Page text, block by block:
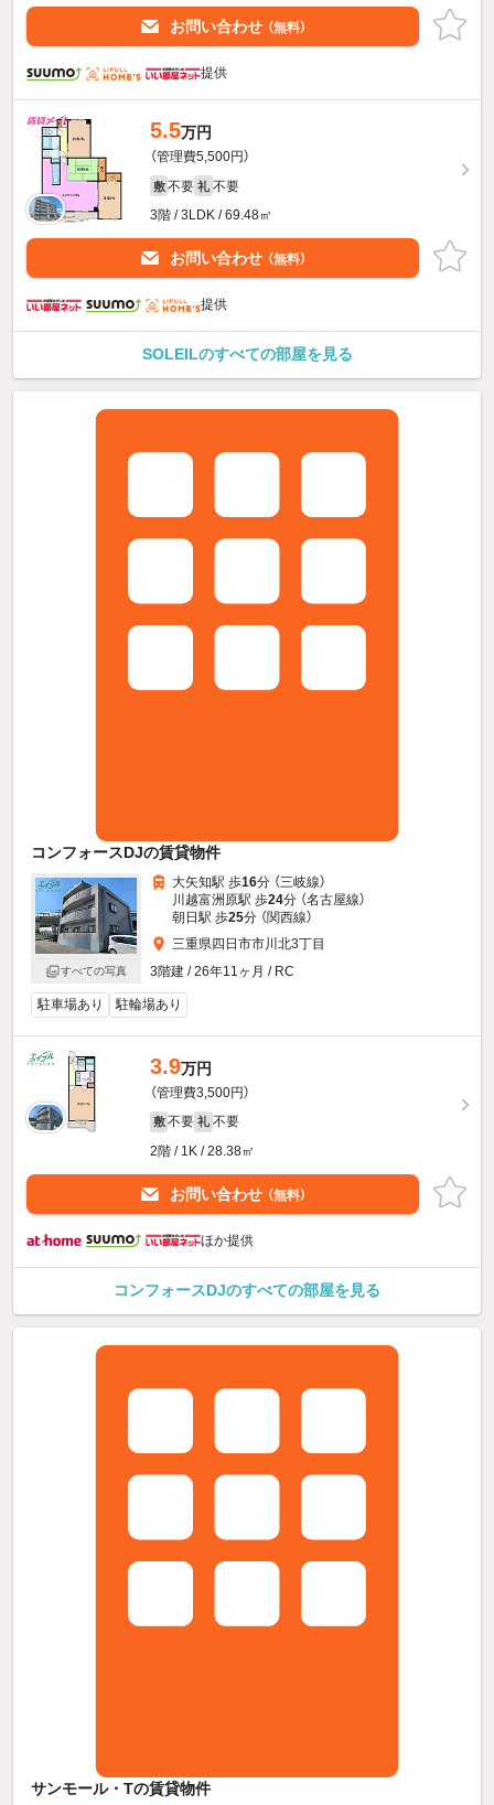
お問い合わせ （無料）
提供
5.5万円
（管理費5,500円）
敷 不要 礼 不要
3階 / 3LDK / 69.48㎡
お問い合わせ （無料）
提供
SOLEILのすべての部屋を見る
コンフォースDJの賃貸物件
すべての写真
大矢知駅 歩16分 （三岐線）
川越富洲原駅 歩24分 （名古屋線）
朝日駅 歩25分 （関西線）
三重県四日市市川北3丁目
3階建 / 26年11ヶ月 / RC
駐車場あり 駐輪場あり
3.9万円
（管理費3,500円）
敷 不要 礼 不要
2階 / 1K / 28.38㎡
お問い合わせ （無料）
ほか提供
コンフォースDJのすべての部屋を見る
サンモール・Tの賃貸物件